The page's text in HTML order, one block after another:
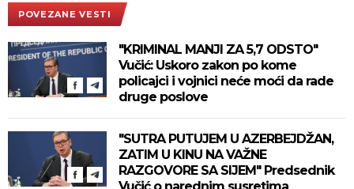
POVEZANE VESTI
"KRIMINAL MANJI ZA 5,7 ODSTO"
Vučić: Uskoro zakon po kome
policajci i vojnici neće moći da rade
druge poslove
"SUTRA PUTUJEM U AZERBEJDŽAN,
ZATIM U KINU NA VAŽNE
RAZGOVORE SA SIJEM" Predsednik